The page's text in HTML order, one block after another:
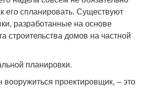
его спланировать. Существуют
разработанные на основе
строительства домов на частной
планировки.
проектировщик, – это